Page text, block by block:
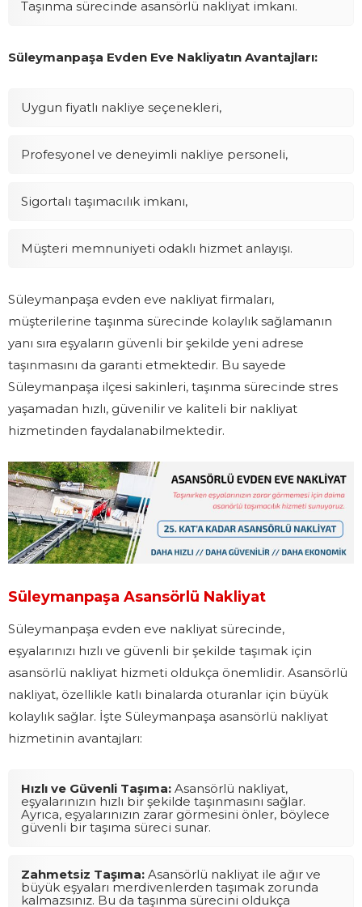
Taşınma sürecinde asansörlü nakliyat imkanı.
Süleymanpaşa Evden Eve Nakliyatın Avantajları:
Uygun fiyatlı nakliye seçenekleri,
Profesyonel ve deneyimli nakliye personeli,
Sigortalı taşımacılık imkanı,
Müşteri memnuniyeti odaklı hizmet anlayışı.
Süleymanpaşa evden eve nakliyat firmaları,
müşterilerine taşınma sürecinde kolaylık sağlamanın
yanı sıra eşyaların güvenli bir şekilde yeni adrese
taşınmasını da garanti etmektedir. Bu sayede
Süleymanpaşa ilçesi sakinleri, taşınma sürecinde stres
yaşamadan hızlı, güvenilir ve kaliteli bir nakliyat
hizmetinden faydalanabilmektedir.
Süleymanpaşa Asansörlü Nakliyat
Süleymanpaşa evden eve nakliyat sürecinde,
eşyalarınızı hızlı ve güvenli bir şekilde taşımak için
asansörlü nakliyat hizmeti oldukça önemlidir. Asansörlü
nakliyat, özellikle katlı binalarda oturanlar için büyük
kolaylık sağlar. İşte Süleymanpaşa asansörlü nakliyat
hizmetinin avantajları:
Hızlı ve Güvenli Taşıma: Asansörlü nakliyat,
eşyalarınızın hızlı bir şekilde taşınmasını sağlar.
Ayrıca, eşyalarınızın zarar görmesini önler, böylece
güvenli bir taşıma süreci sunar.
Zahmetsiz Taşıma: Asansörlü nakliyat ile ağır ve
büyük eşyaları merdivenlerden taşımak zorunda
kalmazsınız. Bu da taşınma sürecini oldukça